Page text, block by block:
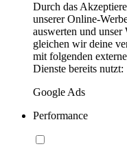
Durch das
unserer Online-
auswerten und unser
gleichen wir deine
mit folgenden
Dienste bereits nutzt:
Google Ads
Performance